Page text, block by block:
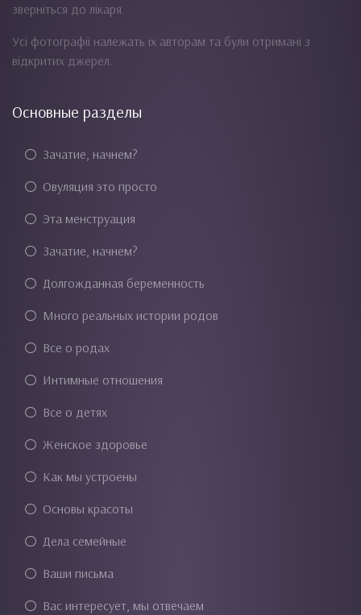
зверніться до лікаря.
Усі фотографії належать їх авторам та були отримані з
відкритих джерел.
Основные разделы
Зачатие, начнем?
Овуляция это просто
Эта менструация
Зачатие, начнем?
Долгожданная беременность
Много реальных истории родов
Все о родах
Интимные отношения
Все о детях
Женское здоровье
Как мы устроены
Основы красоты
Дела семейные
Ваши письма
Вас интересует, мы отвечаем